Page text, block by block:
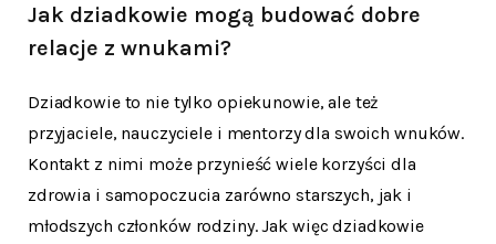
Jak dziadkowie mogą budować dobre
relacje z wnukami?
Dziadkowie to nie tylko opiekunowie, ale też
przyjaciele, nauczyciele i mentorzy dla swoich wnuków.
Kontakt z nimi może przynieść wiele korzyści dla
zdrowia i samopoczucia zarówno starszych, jak i
młodszych członków rodziny. Jak więc dziadkowie